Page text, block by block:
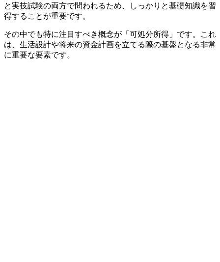
と実技試験の両方で問われるため、しっかりと基礎知識を習
得することが重要です。
その中でも特に注目すべき概念が「可処分所得」です。これ
は、生活設計や将来の資金計画を立てる際の基盤となる非常
に重要な要素です。